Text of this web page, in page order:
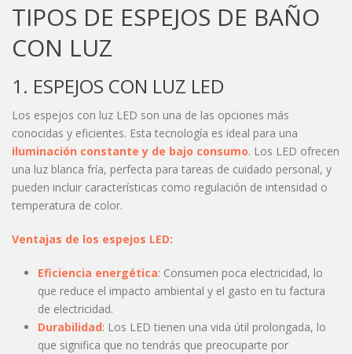
TIPOS DE ESPEJOS DE BAÑO
CON LUZ
1. ESPEJOS CON LUZ LED
Los espejos con luz LED son una de las opciones más
conocidas y eficientes. Esta tecnología es ideal para una
iluminación constante y de bajo consumo. Los LED ofrecen
una luz blanca fría, perfecta para tareas de cuidado personal, y
pueden incluir características como regulación de intensidad o
temperatura de color.
Ventajas de los espejos LED:
Eficiencia energética: Consumen poca electricidad, lo
que reduce el impacto ambiental y el gasto en tu factura
de electricidad.
Durabilidad: Los LED tienen una vida útil prolongada, lo
que significa que no tendrás que preocuparte por